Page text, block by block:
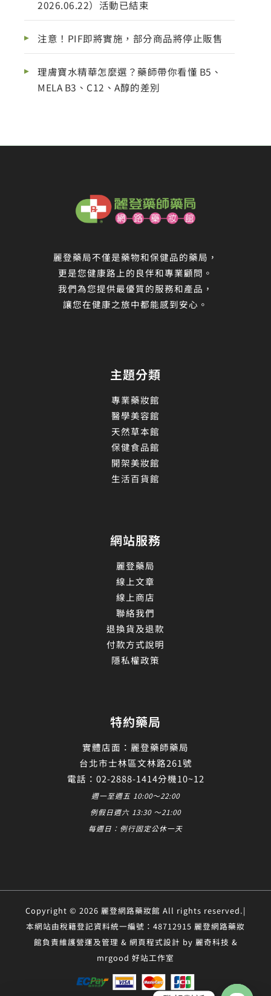
2026.06.22）活動已結束
注意！PIF即將實施，部分商品將停止販售
理膚寶水精華怎麼選？藥師帶你看懂 B5、
MELA B3、C12、A醇的差別
麗登藥局不僅是藥物和保健品的藥局，
更是您健康路上的良伴和專業顧問。
我們為您提供最優質的服務和產品，
讓您在健康之旅中都能感到安心。
主題分類
專業藥妝館
醫學美容館
天然草本館
保健食品館
開架美妝館
生活百貨館
網站服務
麗登藥局
線上文章
線上商店
聯絡我們
退換貨及退款
付款方式說明
隱私權政策
特約藥局
實體店面：麗登藥師藥局
台北市士林區文林路261號
電話：02-2888-1414分機10~12
週一至週五 10:00～22:00
例假日週六 13:30 ～21:00
每週日：例行固定公休一天
Copyright © 2026 麗登網路藥妝館 All rights reserved.|
本網站由稅籍登記資料統一編號：48712915 麗登網路藥妝
館負責維護營運及管理 & 網頁程式設計 by 麗奇科技 &
mrgood 好站工作室